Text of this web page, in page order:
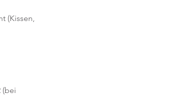
(Kissen,
(bei